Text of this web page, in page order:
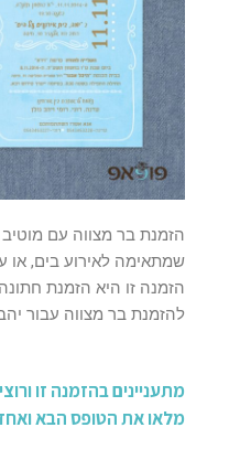
הזמנת בר מצווה עם
שמתאימה לאירוע בים, או
הזמנה זו היא הזמנת
להזמנת בר מצווה עבור
מתעניינים בהזמנה זו
מלאו את הטופס הבא